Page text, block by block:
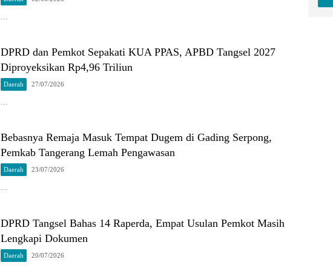
DPRD dan Pemkot Sepakati KUA PPAS, APBD Tangsel 2027
Diproyeksikan Rp4,96 Triliun
Daerah 27/07/2026
…
Bebasnya Remaja Masuk Tempat Dugem di Gading Serpong,
Pemkab Tangerang Lemah Pengawasan
Daerah 23/07/2026
…
DPRD Tangsel Bahas 14 Raperda, Empat Usulan Pemkot Masih
Lengkapi Dokumen
Daerah 20/07/2026